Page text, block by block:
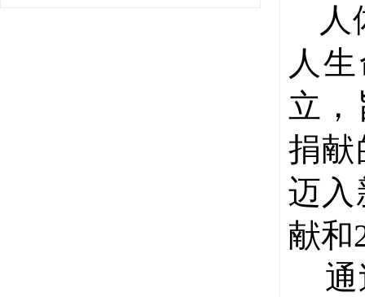
人
立，
捐献
迈入
献和
通